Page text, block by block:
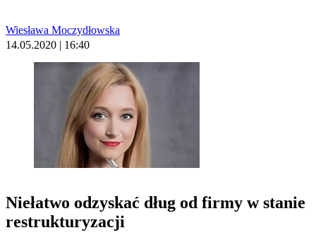
Wiesława Moczydłowska
14.05.2020 | 16:40
Niełatwo odzyskać dług od firmy w stanie
restrukturyzacji